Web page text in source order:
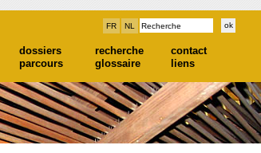
FR NL
dossiers recherche
contact
parcours glossaire liens